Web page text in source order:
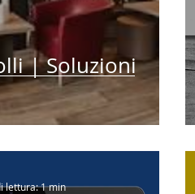
| Soluzioni
lettura: 1 min